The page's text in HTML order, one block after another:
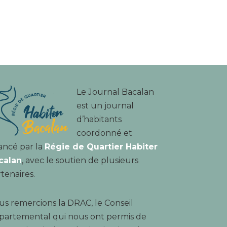
Le Journal Bacalan
est un journal
d’habitants
coordonné et
par la Régie de Quartier Habiter
, avec le soutien de plusieurs
remercions la DRAC, le Conseil
qui nous ont permis de